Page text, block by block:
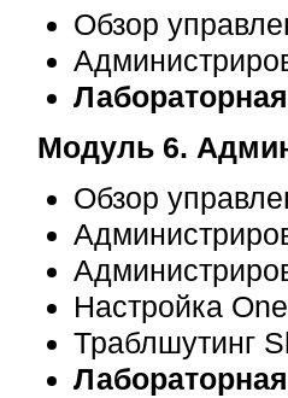
Обзор
Модуль 6.
Обзор
Настройка
Траблшутинг